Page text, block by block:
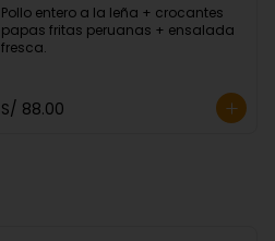
Pollo entero a la leña + crocantes
papas fritas peruanas + ensalada
fresca.
S/ 88.00